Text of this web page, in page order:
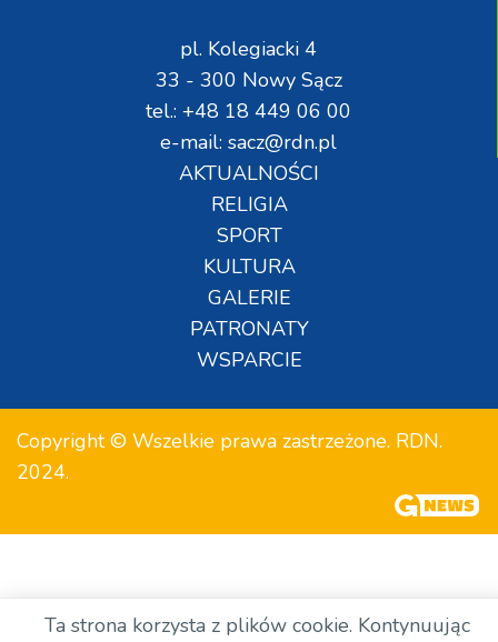
pl. Kolegiacki 4
33 - 300 Nowy Sącz
tel.: +48 18 449 06 00
e-mail: sacz@rdn.pl
AKTUALNOŚCI
RELIGIA
SPORT
KULTURA
GALERIE
PATRONATY
WSPARCIE
Copyright © Wszelkie prawa zastrzeżone. RDN.
2024.
Ta strona korzysta z plików cookie. Kontynuując